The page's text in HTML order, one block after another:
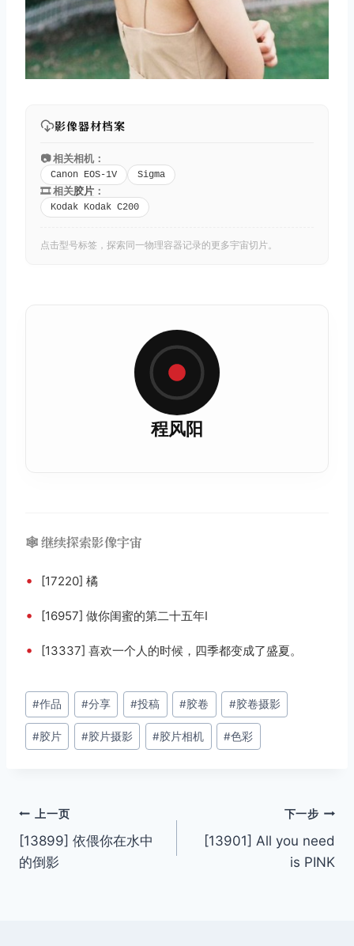
影像器材档案
📷 相关相机：
Canon EOS-1V Sigma
🎞️ 相关胶片 ：
Kodak Kodak C200
点击型号标签，探索同一物理容器记录的更多宇宙切片。
程风阳
🕸️ 继续探索影像宇宙
• [17220] 橘
• [16957] 做你闺蜜的第二十五年Ⅰ
• [13337] 喜欢一个人的时候，四季都变成了盛夏。
文
章
标
#作品 #分享 #投稿 #胶卷 #胶卷摄影
#胶片 #胶片摄影 #胶片相机 #色彩
文
章
上一页
[13899] 依偎你在水中
的倒影
下一步
[13901] All you need
is PINK